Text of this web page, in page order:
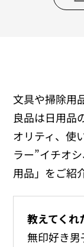
文具や掃除用
良品は日用品
オリティ、使
ラー”イチオ
用品」をご紹
教えてく
無印好き